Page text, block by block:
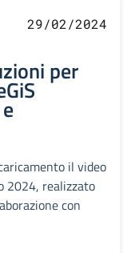
29/02/2024
per
il video
2024, realizzato
con